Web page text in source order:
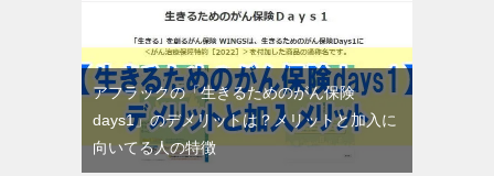
アフラックの「生きるためのがん保険
days1」のデメリットは？メリットと加入に
向いてる人の特徴